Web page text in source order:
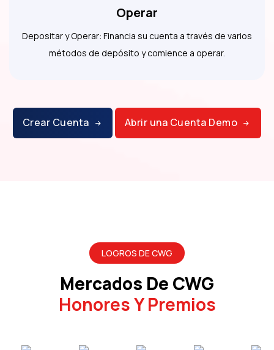
Operar
Depositar y Operar: Financia su cuenta a través de varios
métodos de depósito y comience a operar.
Crear Cuenta Abrir una Cuenta Demo
LOGROS DE CWG
Mercados De CWG
Honores Y Premios